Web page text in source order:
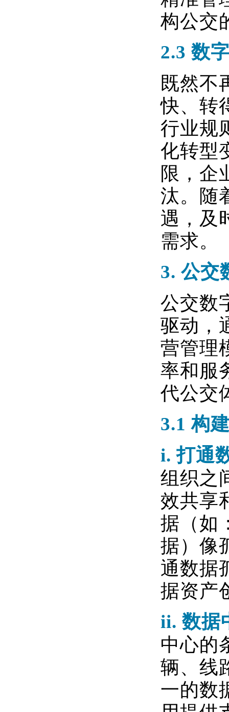
构公交
2.3 数
既然不
快、转
行业规
化转型
限，企
汰。随
遇，及
需求。
3.公交
公交数
驱动，
营管理
率和服
代公交
3.1构
i.打通
组织之
效共享
据（如
据）像
通数据
据资产
ii. 数据
中心的
辆、线
一的数